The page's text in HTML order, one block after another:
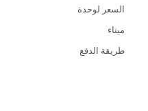
السعر لوحدة
ميناء
طريقة الدفع